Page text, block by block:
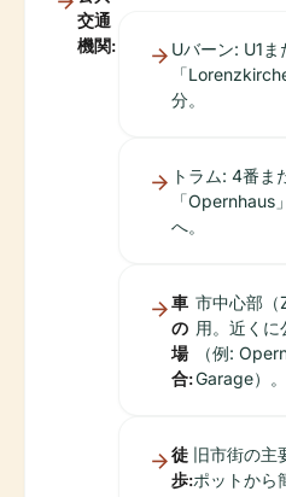
交通
機関:
Uバーン: U1ま
「
分。
トラム: 4番ま
「Opernhaus
へ。
車
の
場
合:
市中心部（
用。近く
（例:
Garage）。
徒
歩:
旧市街の主
ポットから